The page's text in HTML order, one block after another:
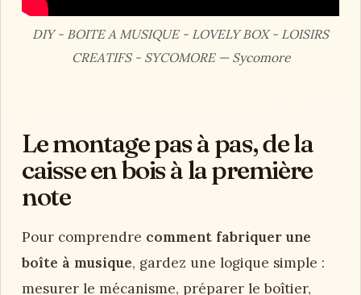
DIY - BOITE A MUSIQUE - LOVELY BOX - LOISIRS
CREATIFS - SYCOMORE — Sycomore
Le montage pas à pas, de la
caisse en bois à la première
note
Pour comprendre comment fabriquer une
boîte à musique, gardez une logique simple :
mesurer le mécanisme, préparer le boîtier,